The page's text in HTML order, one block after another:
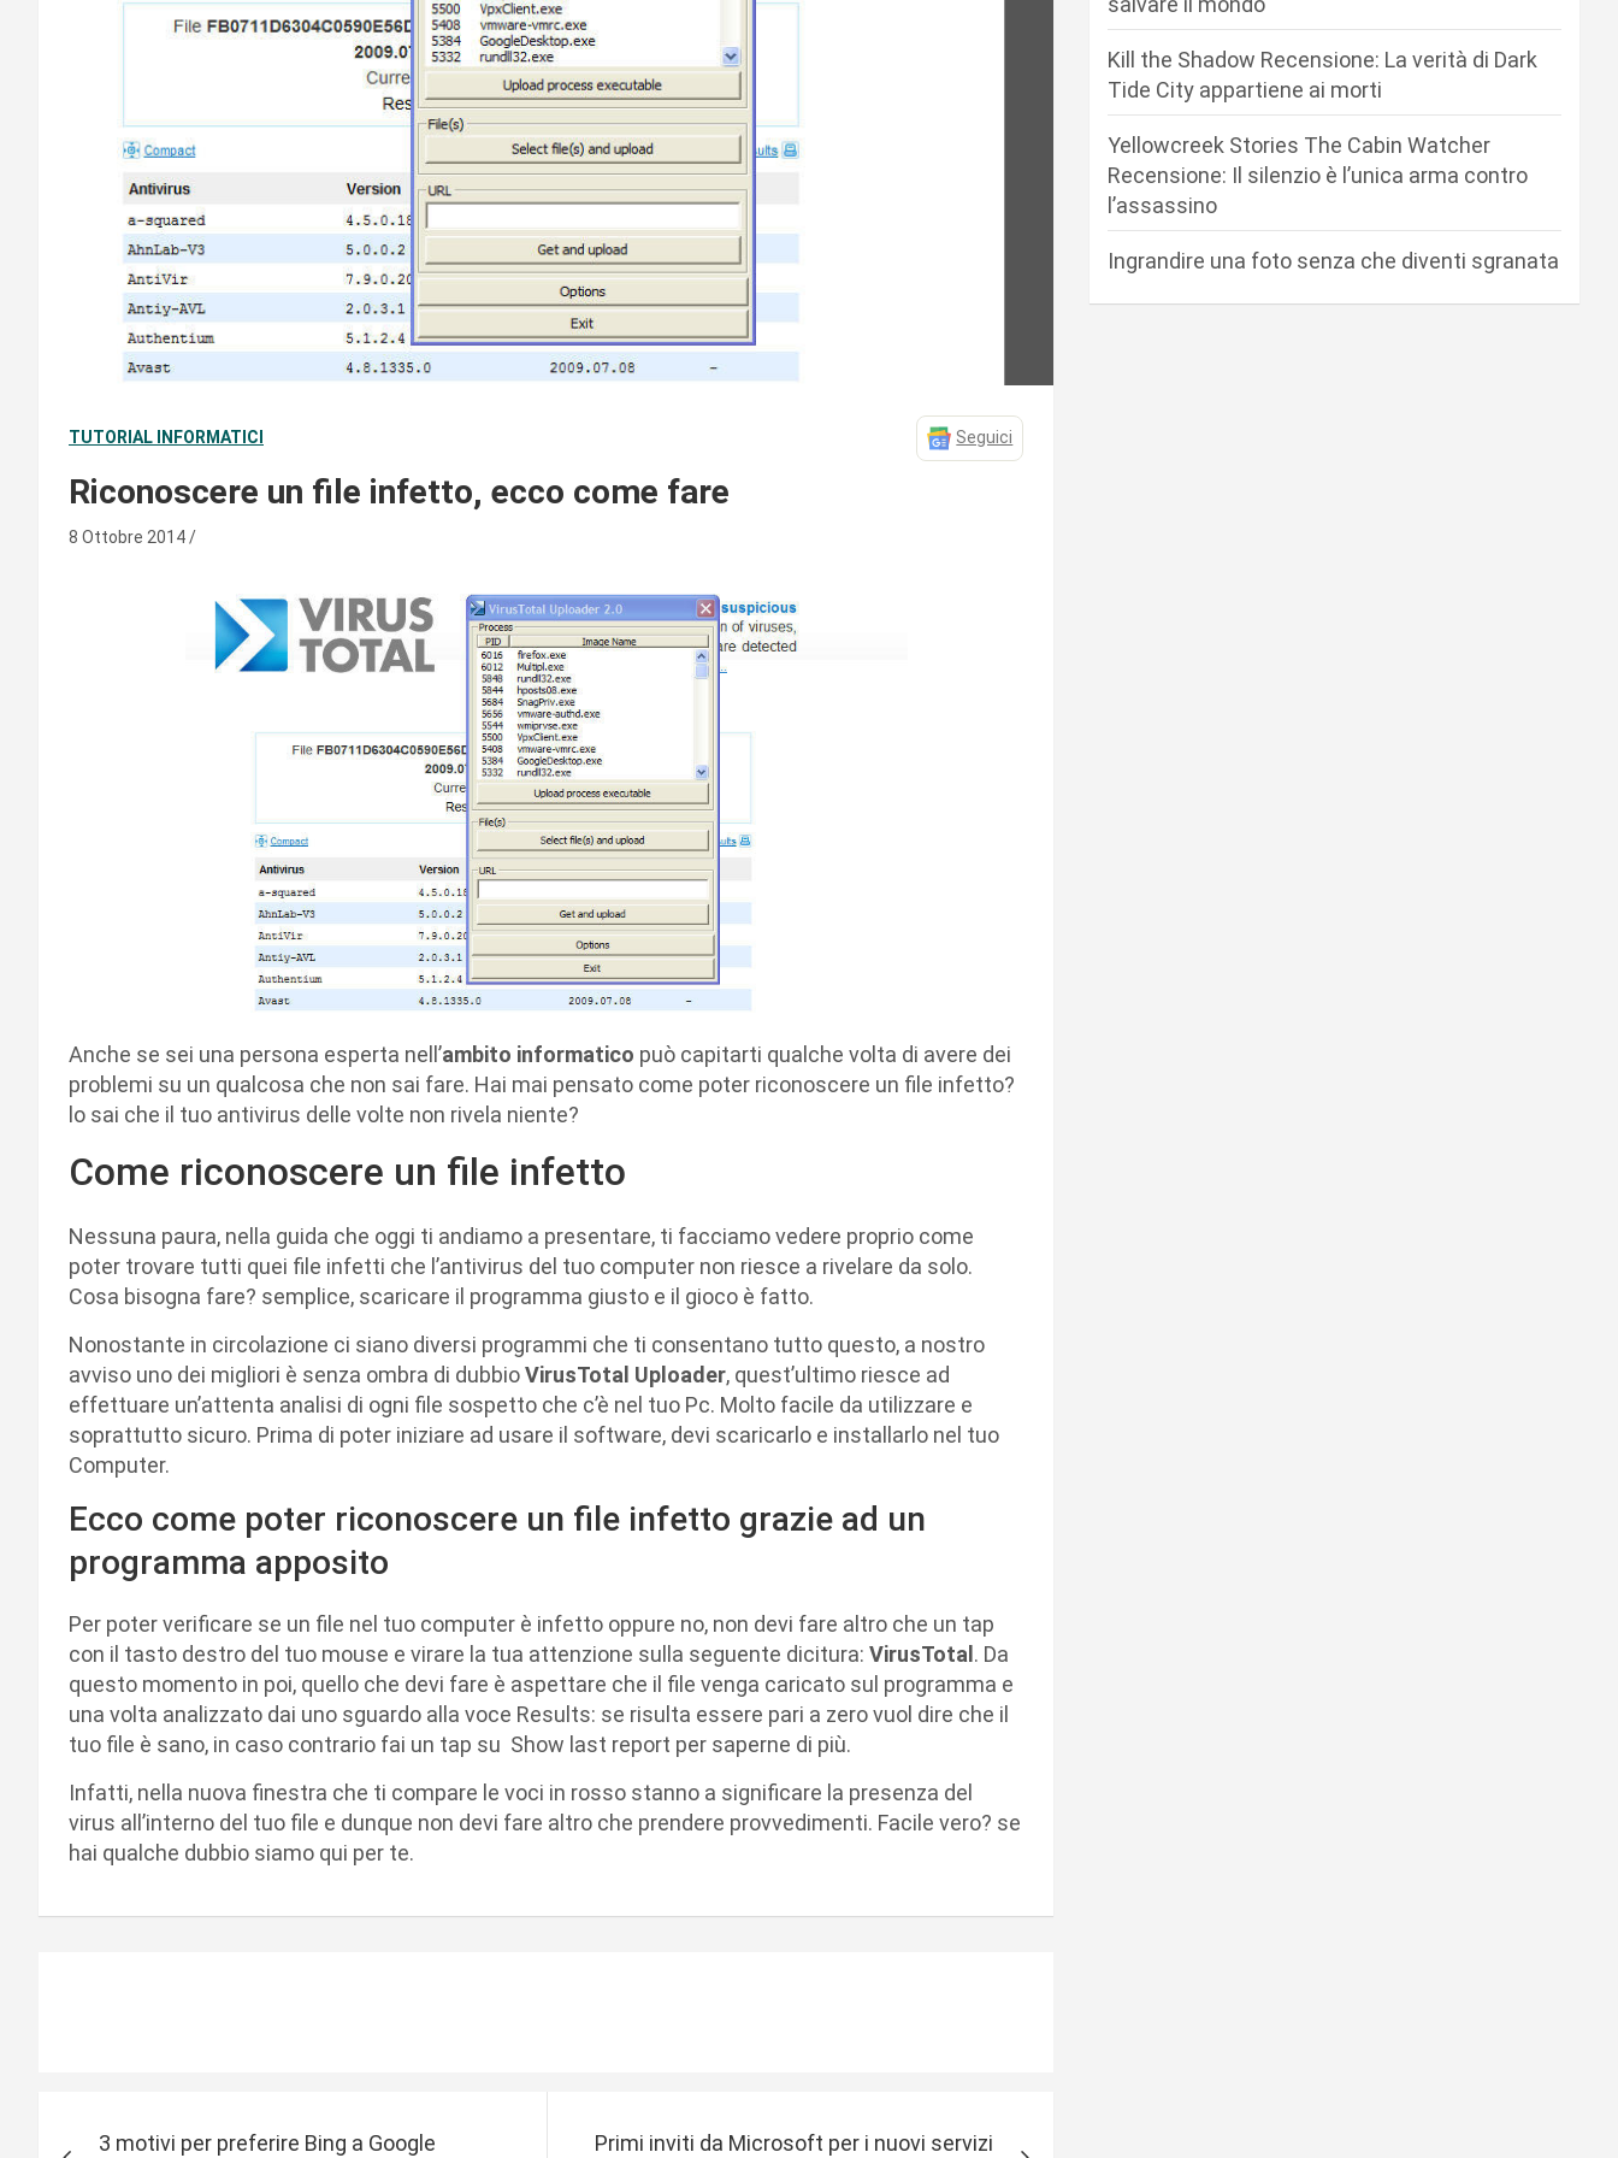
TUTORIAL INFORMATICI Seguici
Riconoscere un file infetto, ecco come fare
8 Ottobre 2014
Anche se sei una persona esperta nell’ambito informatico può capitarti qualche volta di avere dei
problemi su un qualcosa che non sai fare. Hai mai pensato come poter riconoscere un file infetto?
lo sai che il tuo antivirus delle volte non rivela niente?
Come riconoscere un file infetto
Nessuna paura, nella guida che oggi ti andiamo a presentare, ti facciamo vedere proprio come
poter trovare tutti quei file infetti che l’antivirus del tuo computer non riesce a rivelare da solo.
Cosa bisogna fare? semplice, scaricare il programma giusto e il gioco è fatto.
Nonostante in circolazione ci siano diversi programmi che ti consentano tutto questo, a nostro
avviso uno dei migliori è senza ombra di dubbioVirusTotal Uploader, quest’ultimo riesce ad
effettuare un’attenta analisi di ogni file sospetto che c’è nel tuo Pc. Molto facile da utilizzare e
soprattutto sicuro. Prima di poter iniziare ad usare il software, devi scaricarlo e installarlo nel tuo
Computer.
Ecco come poter riconoscere un file infetto grazie ad un
programma apposito
Per poter verificare se un file nel tuo computer è infetto oppure no, non devi fare altro che un tap
con il tasto destro del tuo mouse e virare la tua attenzione sulla seguente dicitura: VirusTotal . Da
questo momento in poi, quello che devi fare è aspettare che il file venga caricato sul programma e
una volta analizzato dai uno sguardo alla voce Results: se risulta essere pari a zero vuol dire che il
tuo file è sano, in caso contrario fai un tap su Show last report per saperne di più.
Infatti, nella nuova finestra che ti compare le voci in rosso stanno a significare la presenza del
virus all’interno del tuo file e dunque non devi fare altro che prendere provvedimenti. Facile vero? se
hai qualche dubbio siamo qui per te.
3 motivi per preferire Bing a Google Primi inviti da Microsoft per i nuovi servizi
Kill the Shadow Recensione: La verità di Dark
Tide City appartiene ai morti
Yellowcreek Stories The Cabin Watcher
Recensione: Il silenzio è l’unica arma contro
l’assassino
Ingrandire una foto senza che diventi sgranata